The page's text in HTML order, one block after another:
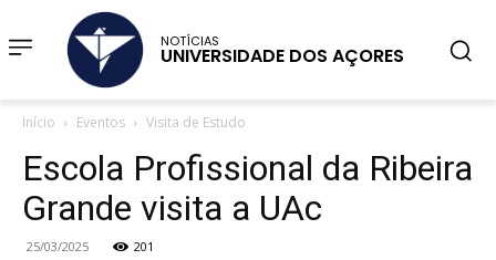
NOTÍCIAS
UNIVERSIDADE DOS AÇORES
Início Eventos Visita de Estudo
Escola Profissional da Ribeira
Grande visita a UAc
25/03/2025 201